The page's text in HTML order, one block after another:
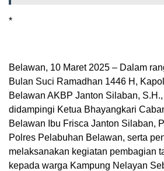
*
Belawan, 10 Maret 2025 – Dalam
Bulan Suci Ramadhan 1446 H,
Belawan AKBP Janton Silaban, S.H.,
didampingi Ketua Bhayangkari
Belawan Ibu Frisca Janton Silaban,
Polres Pelabuhan Belawan, serta
melaksanakan kegiatan pembagian
kepada warga Kampung Nelayan